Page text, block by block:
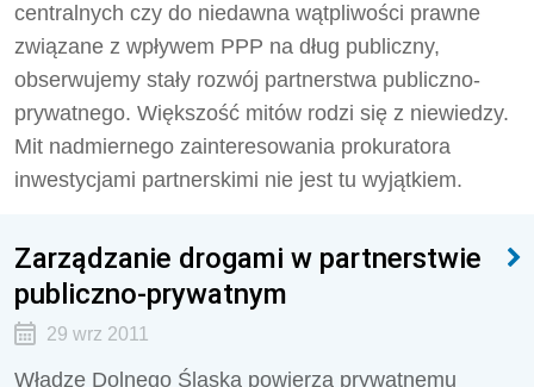
centralnych czy do niedawna wątpliwości prawne
związane z wpływem PPP na dług publiczny,
obserwujemy stały rozwój partnerstwa publiczno-
prywatnego. Większość mitów rodzi się z niewiedzy.
Mit nadmiernego zainteresowania prokuratora
inwestycjami partnerskimi nie jest tu wyjątkiem.
Zarządzanie drogami w partnerstwie
publiczno-prywatnym
29 wrz 2011
Władze Dolnego Śląska powierzą prywatnemu